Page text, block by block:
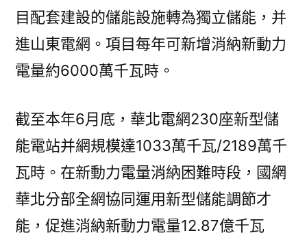
目配套建設的儲能設施轉為獨立儲能，并
進山東電網。項目每年可新增消納新動力
電量約6000萬千瓦時。
截至本年6月底，華北電網230座新型儲
能電站并網規模達1033萬千瓦/2189萬千
瓦時。在新動力電量消納困難時段，國網
華北分部全網協同運用新型儲能調節才
能，促進消納新動力電量12.87億千瓦